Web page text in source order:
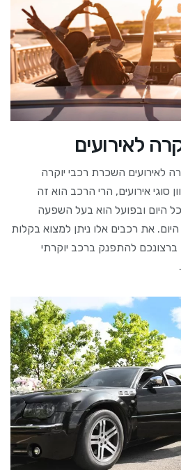
לאירועים
לאירועים השכרת רכבי יוקרה
סוגי אירועים, הרי הרכב הוא זה
היום ובפועל הוא בעל השפעה
את רכבים אלו ניתן למצוא בקלות
להתפנק ברכב יוקרתי